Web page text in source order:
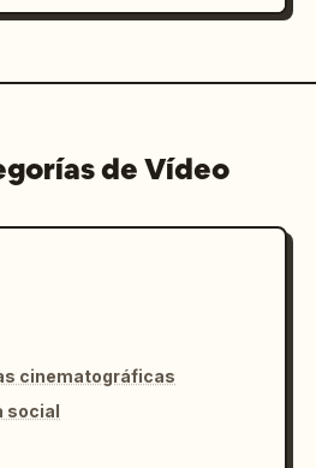
de Vídeo
cinematográficas
social